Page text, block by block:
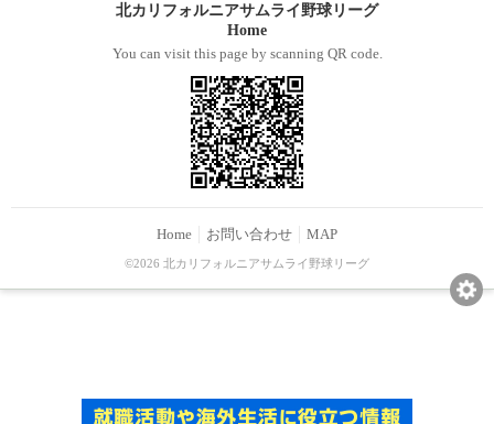
北カリフォルニアサムライ野球リーグ
Home
You can visit this page by scanning QR code.
Home お問い合わせ MAP
©2026 北カリフォルニアサムライ野球リーグ